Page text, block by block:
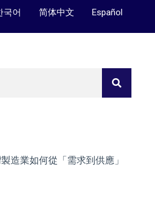
국어 简体中文 Español
造業如何從「需求到供應」